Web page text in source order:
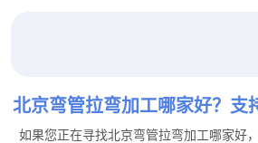
北京弯管拉弯加工哪家好？支
方管拉弯定制
如果您正在寻找北京弯管拉弯加工哪家好